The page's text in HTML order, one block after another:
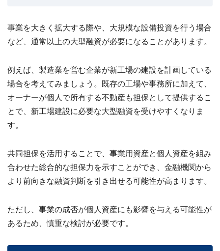
事業を大きく拡大する際や、大規模な設備投資を行う場合
など、通常以上の大型融資が必要になることがあります。
例えば、製造業を営む企業が新工場の建設を計画している
場合を考えてみましょう。既存の工場や事務所に加えて、
オーナーが個人で所有する不動産も担保として提供するこ
とで、新工場建設に必要な大型融資を受けやすくなりま
す。
共同担保を活用することで、事業用資産と個人資産を組み
合わせた総合的な担保力を示すことができ、金融機関から
より前向きな融資判断を引き出せる可能性が高まります。
ただし、事業の成否が個人資産にも影響を与える可能性が
あるため、慎重な検討が必要です。